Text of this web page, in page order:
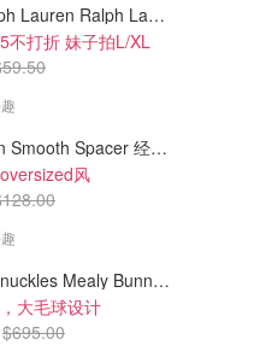
$83.00
Swarovski
Polo Ralph Lauren Ralph Lauren Polo Bear 女童棉T恤 染色 1件
不打折 妹子拍L/XL
lululemon Smooth Spacer 经典卫衣
风
Moose Knuckles Mealy Bunny 女士双面穿连帽外套
大毛球设计
$695.00